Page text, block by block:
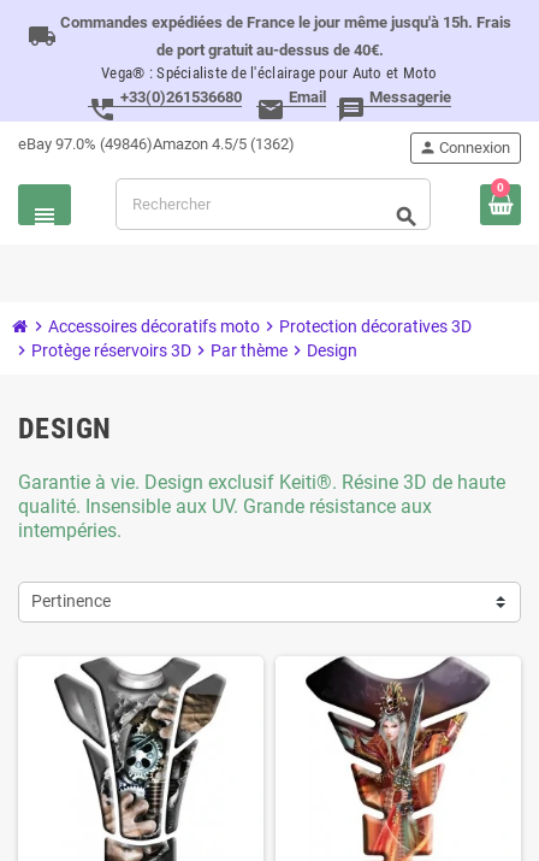
local_shipping Commandes expédiées de France le jour même jusqu'à 15h. Frais
de port gratuit au-dessus de 40€.
Vega® : Spécialiste de l'éclairage pour Auto et Moto
perm_phone_msg +33(0)261536680 email Email message Messagerie
eBay 97.0% (49846)Amazon 4.5/5 (1362)
view_headline
person Connexion
search
0
chevron_right Accessoires décoratifs moto chevron_right Protection décoratives 3D
chevron_right Protège réservoirs 3D chevron_right Par thème chevron_right Design
DESIGN
Garantie à vie. Design exclusif Keiti®. Résine 3D de haute
qualité. Insensible aux UV. Grande résistance aux
intempéries.
Pertinence